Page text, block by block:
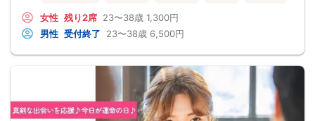
女性 残り2席 23〜38歳 1,300円
男性 受付終了 23〜38歳 6,500円